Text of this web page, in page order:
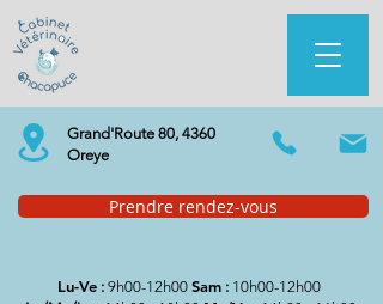
Grand'Route 80, 4360
Oreye
Prendre rendez-vous
Lu-Ve: 9h00-12h00 Sam: 10h00-12h00